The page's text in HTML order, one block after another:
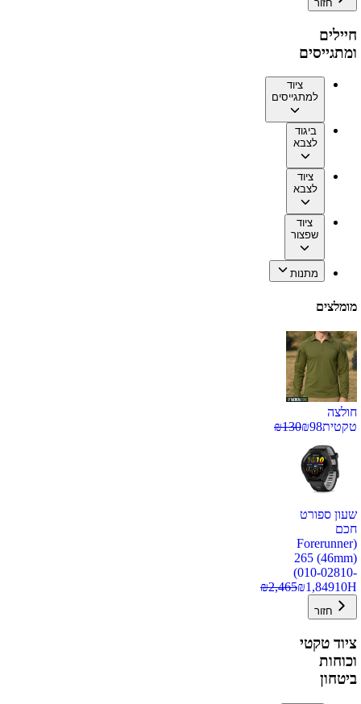
חזור
חיילים
ומתגייסים
ציוד
למתגייסים
ביגוד
לצבא
ציוד
לצבא
ציוד
שפצור
מתנות
מומלצים
חולצה
טקטית
₪98
₪130
שעון ספורט
חכם
(Forerunner
265 (46mm)
(010-02810-
10H
₪1,849
₪2,465
חזור
ציוד טקטי
וכוחות
ביטחון